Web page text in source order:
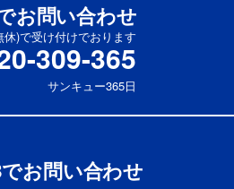
お問い合わせ
休)で受け付けでおります
309-365
サンキュー365日
お問い合わせ